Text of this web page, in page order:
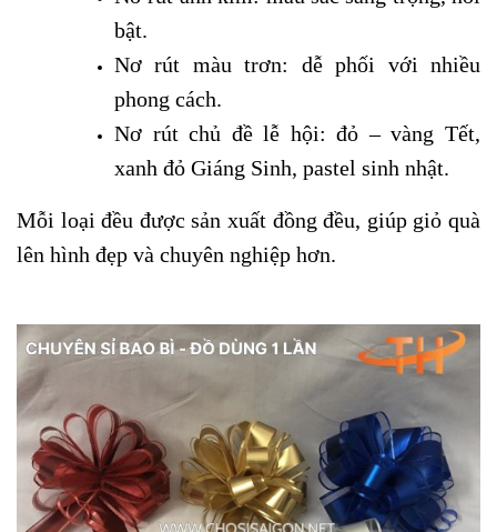
bật.
Nơ rút màu trơn: dễ phối với nhiều
phong cách.
Nơ rút chủ đề lễ hội: đỏ – vàng Tết,
xanh đỏ Giáng Sinh, pastel sinh nhật.
Mỗi loại đều được sản xuất đồng đều, giúp giỏ quà
lên hình đẹp và chuyên nghiệp hơn.